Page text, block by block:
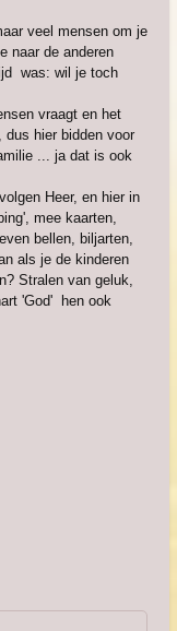
veel mensen om je
naar de anderen
was: wil je toch
vraagt en het
dus hier bidden voor
... ja dat is ook
Heer, en hier in
mee kaarten,
bellen, biljarten,
als je de kinderen
Stralen van geluk,
'God' hen ook